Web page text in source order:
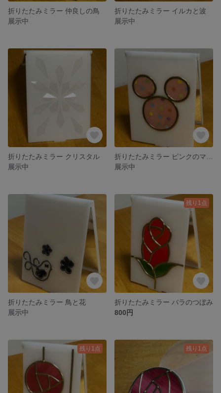
折りたたみミラー 仲良しの鳥
展示中
折りたたみミラー イルカと波
展示中
折りたたみミラー クリスタル
展示中
展示中
折りたたみミラー 鳥と花
展示中
残り1点
折りたたみミラー バラのつぼみ
800円
残り1点 残り1点